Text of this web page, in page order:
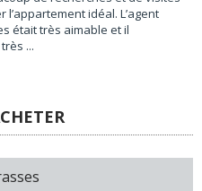
l’appartement idéal. L’agent
était très aimable et il
...